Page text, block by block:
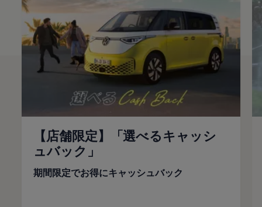
【店舗限定】「選べるキャッシ
ュバック」
期間限定でお得にキャッシュバック